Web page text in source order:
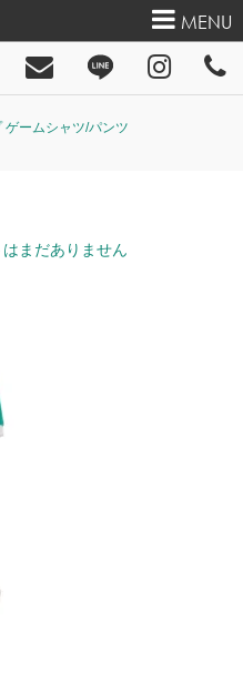
MENU
ゲームシャツ/パンツ
はまだありません